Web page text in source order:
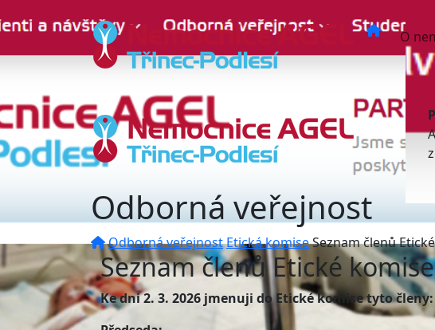
O
Odborná veřejnost
Odborná veřejnostEtická komiseSeznam členů
Seznam členů Etické komise
Ke dni 2. 3. 2026 jmenuji do Etické komise tyto členy: